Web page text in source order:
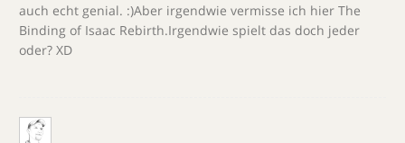
auch echt genial. :)Aber irgendwie vermisse ich hier The
Binding of Isaac Rebirth.Irgendwie spielt das doch jeder
oder? XD